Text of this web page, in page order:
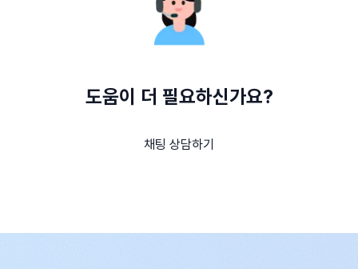
도움이 더 필요하신가요?
채팅 상담하기